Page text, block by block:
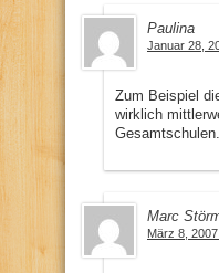
Paulina
Januar 28,
Zum Beispiel
wirklich
Marc
März 8,